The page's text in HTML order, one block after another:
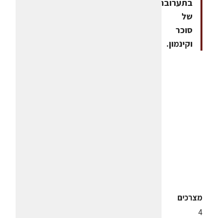
בתערובת
של
סוכר
וקינמון.
מצרכים
4